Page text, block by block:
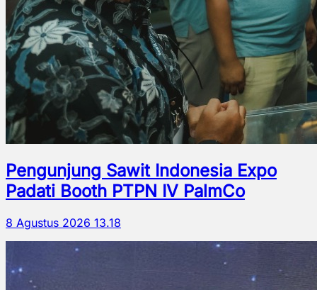
Pengunjung Sawit Indonesia Expo
Padati Booth PTPN IV PalmCo
8 Agustus 2026 13.18